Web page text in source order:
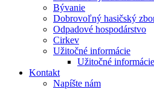
Bývanie
Dobrovoľný hasičský
Odpadové hospodárstvo
Cirkev
Užitočné informácie
Užitočné
Kontakt
Napíšte nám